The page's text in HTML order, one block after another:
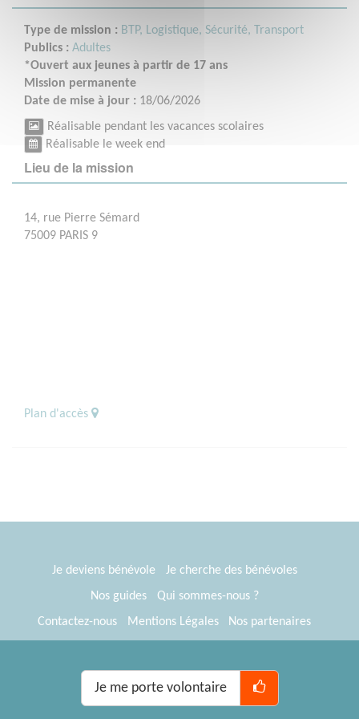
Type de mission : BTP, Logistique, Sécurité, Transport
Publics : Adultes
*Ouvert aux jeunes à partir de 17 ans
Mission permanente
Date de mise à jour : 18/06/2026
Réalisable pendant les vacances scolaires
Réalisable le week end
Lieu de la mission
14, rue Pierre Sémard
75009 PARIS 9
Plan d'accès
Je me porte volontaire
Je deviens bénévole
Je cherche des bénévoles
Nos guides
Qui sommes-nous ?
Contactez-nous
Mentions Légales
Nos partenaires
® Tous Bénévoles 2012-2026
Webkast